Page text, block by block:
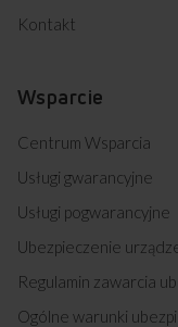
Kontakt
Wsparcie
Centrum Wsparcia
Usługi gwarancyjne
Usługi pogwarancyjne
Ubezpieczenie
Regulamin zawarcia
Ogólne warunki